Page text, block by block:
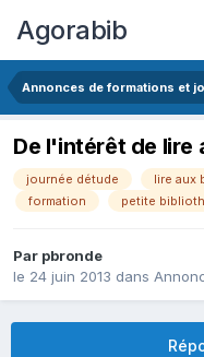
Agorabib
Annonces de formations et
De l'intérêt de
journée détude lire aux
formation
petite
Par pbronde
le 24 juin 2013 dans